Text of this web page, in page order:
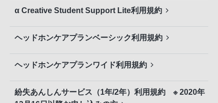
α Creative Student Support Lite利用規約
ヘッドホンケアプランベーシック利用規約
ヘッドホンケアプランワイド利用規約
紛失あんしんサービス（1年/2年）利用規約 ※ 2020年